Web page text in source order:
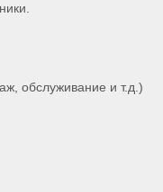
обслуживание и т.д.)